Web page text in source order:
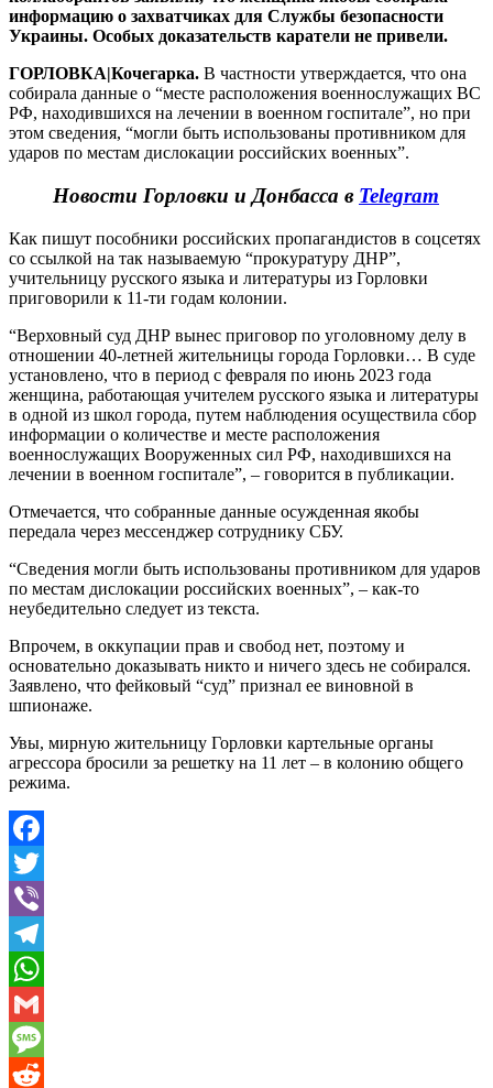
информацию о захватчиках для Службы безопасности
Украины. Особых доказательств каратели не привели.
ГОРЛОВКА|Кочегарка. В частности утверждается, что она
собирала данные о “месте расположения военнослужащих ВС
РФ, находившихся на лечении в военном госпитале”, но при
этом сведения, “могли быть использованы противником для
ударов по местам дислокации российских военных”.
Новости Горловки и Донбасса в Telegram
Как пишут пособники российских пропагандистов в соцсетях
со ссылкой на так называемую “прокуратуру ДНР”,
учительницу русского языка и литературы из Горловки
приговорили к 11-ти годам колонии.
“Верховный суд ДНР вынес приговор по уголовному делу в
отношении 40-летней жительницы города Горловки… В суде
установлено, что в период с февраля по июнь 2023 года
женщина, работающая учителем русского языка и литературы
в одной из школ города, путем наблюдения осуществила сбор
информации о количестве и месте расположения
военнослужащих Вооруженных сил РФ, находившихся на
лечении в военном госпитале”, – говорится в публикации.
Отмечается, что собранные данные осужденная якобы
передала через мессенджер сотруднику СБУ.
“Сведения могли быть использованы противником для ударов
по местам дислокации российских военных”, – как-то
неубедительно следует из текста.
Впрочем, в оккупации прав и свобод нет, поэтому и
основательно доказывать никто и ничего здесь не собирался.
Заявлено, что фейковый “суд” признал ее виновной в
шпионаже.
Увы, мирную жительницу Горловки картельные органы
агрессора бросили за решетку на 11 лет – в колонию общего
режима.
Facebook
Twitter
Viber
Telegram
WhatsApp
Gmail
Message